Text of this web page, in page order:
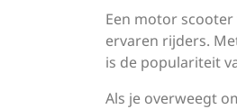
Een motor
ervaren rijders.
is de populariteit
Als je overweegt